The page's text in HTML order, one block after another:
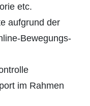
etc.
aufgrund der
Bewegungs­
im Rahmen